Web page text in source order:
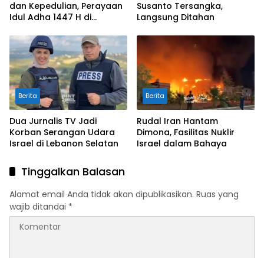
dan Kepedulian, Perayaan
Idul Adha 1447 H di
Susanto Tersangka,
Langsung Ditahan
Berita
Dua Jurnalis TV Jadi
Korban Serangan Udara
Israel di Lebanon Selatan
Berita
Rudal Iran Hantam
Dimona, Fasilitas Nuklir
Israel dalam Bahaya
Tinggalkan Balasan
Alamat email Anda tidak akan dipublikasikan. Ruas yang
wajib ditandai *